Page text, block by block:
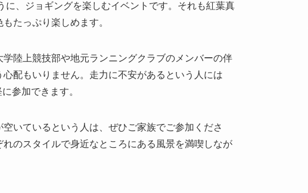
に、ジョギングを楽しむイベントです。それも紅葉真
たっぷり楽しめます。
陸上競技部や地元ランニングクラブのメンバーの伴
配もいりません。走力に不安があるという人には
参加できます。
いているという人は、ぜひご家族でご参加くださ
のスタイルで身近なところにある風景を満喫しなが